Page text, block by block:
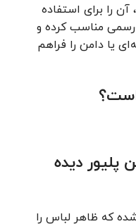
را برای استفاده
مناسب کرده و
یا دامن را فراهم
پلیور دیده
که ظاهر لباس را